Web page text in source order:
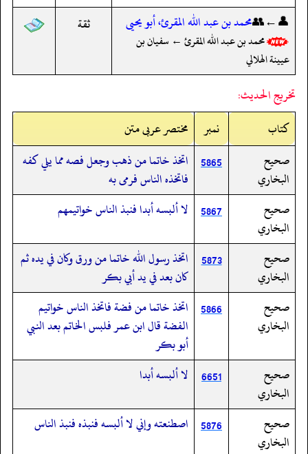
👤←👥محمد بن عبد الله المقرئ، أبو يحيى
محمد بن عبد الله المقرئ ← سفيان بن
عيينة الهلالي
ثقة
تخريج الحديث:
کتاب
نمبر
مختصر عربی متن
صحيح
البخاري
5865 اتخذ خاتما من ذهب وجعل فصه مما يلي كفه
فاتخذه الناس فرمى به
صحيح
البخاري
5867 لا ألبسه أبدا فنبذ الناس خواتيمهم
صحيح
البخاري
5873
اتخذ رسول الله خاتما من ورق وكان في يده ثم
كان بعد في يد أبي بكر
صحيح
البخاري
5866 اتخذ خاتما من فضة فاتخذ الناس خواتيم
الفضة قال ابن عمر فلبس الخاتم بعد النبي
أبو بكر
صحيح
البخاري
6651 لا ألبسه أبدا
صحيح
البخاري
5876 اصطنعته وإني لا ألبسه فنبذه فنبذ الناس